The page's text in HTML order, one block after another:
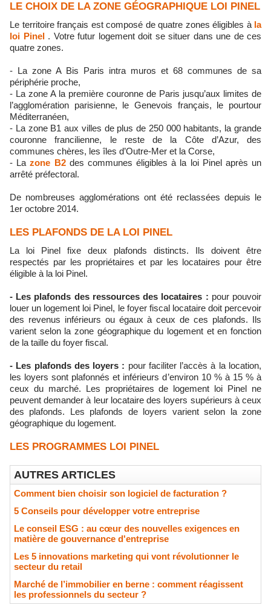
LE CHOIX DE LA ZONE GÉOGRAPHIQUE LOI PINEL
Le territoire français est composé de quatre zones éligibles à la
loi Pinel. Votre futur logement doit se situer dans une de ces
quatre zones.
- La zone A Bis Paris intra muros et 68 communes de sa
périphérie proche,
- La zone A la première couronne de Paris jusqu’aux limites de
l’agglomération parisienne, le Genevois français, le pourtour
Méditerranéen,
- La zone B1 aux villes de plus de 250 000 habitants, la grande
couronne francilienne, le reste de la Côte d’Azur, des
communes chères, les îles d’Outre-Mer et la Corse,
- Lazone B2des communes éligibles à la loi Pinel après un
arrêté préfectoral.
De nombreuses agglomérations ont été reclassées depuis le
1er octobre 2014.
LES PLAFONDS DE LA LOI PINEL
La loi Pinel fixe deux plafonds distincts. Ils doivent être
respectés par les propriétaires et par les locataires pour être
éligible à la loi Pinel.
- Les plafonds des ressources des locataires : pour pouvoir
louer un logement loi Pinel, le foyer fiscal locataire doit percevoir
des revenus inférieurs ou égaux à ceux de ces plafonds. Ils
varient selon la zone géographique du logement et en fonction
de la taille du foyer fiscal.
- Les plafonds des loyers : pour faciliter l’accès à la location,
les loyers sont plafonnés et inférieurs d’environ 10 % à 15 % à
ceux du marché. Les propriétaires de logement loi Pinel ne
peuvent demander à leur locataire des loyers supérieurs à ceux
des plafonds. Les plafonds de loyers varient selon la zone
géographique du logement.
LES PROGRAMMES LOI PINEL
AUTRES ARTICLES
Comment bien choisir son logiciel de facturation ?
5 Conseils pour développer votre entreprise
Le conseil ESG : au cœur des nouvelles exigences en
matière de gouvernance d'entreprise
Les 5 innovations marketing qui vont révolutionner le
secteur du retail
Marché de l’immobilier en berne : comment réagissent
les professionnels du secteur ?